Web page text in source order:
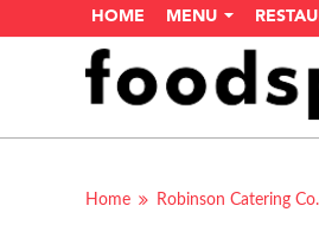
HOME MENU
Home Robinson Catering Co.